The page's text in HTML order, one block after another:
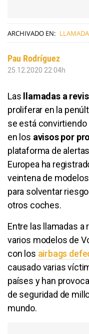
ARCHIVADO EN:
Pau Rodríguez
25.12.2020 22:04h
Las llamadas a
proliferar en la
se está
en los avisos por
plataforma de
Europea ha
veintena de
para solventar
otros coches.
Entre las llamadas
varios modelos de
con los airbags
causado varias
países y han
de seguridad de
mundo.